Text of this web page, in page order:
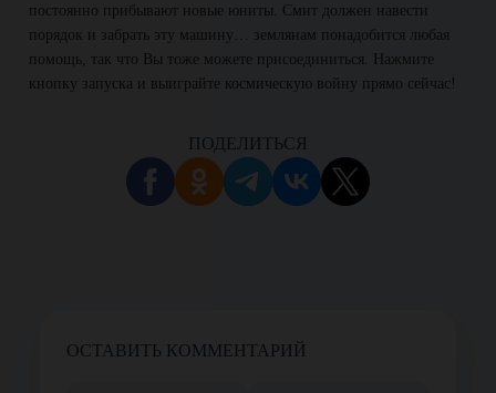
постоянно прибывают новые юниты. Смит должен навести
порядок и забрать эту машину… землянам понадобится любая
помощь, так что Вы тоже можете присоединиться. Нажмите
кнопку запуска и выиграйте космическую войну прямо сейчас!
ПОДЕЛИТЬСЯ
ОСТАВИТЬ КОММЕНТАРИЙ